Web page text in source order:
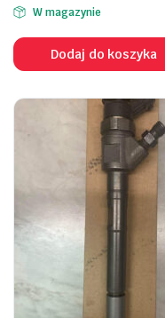
W magazynie
Dodaj do koszyka